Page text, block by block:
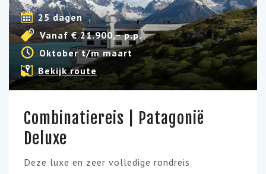
25 dagen
Vanaf € 21.900,– p.p.
Oktober t/m maart
Bekijk route
Combinatiereis | Patagonië
Deluxe
Deze luxe en zeer volledige rondreis